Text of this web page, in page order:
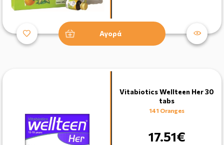
Αγορά
Vitabiotics Wellteen Her 30
tabs
141 Oranges
17.51€